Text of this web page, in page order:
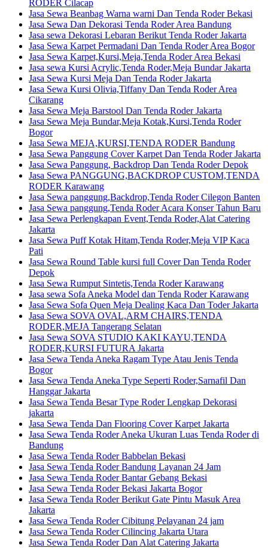
RODER Cilacap
Jasa Sewa Beanbag Warna warni Dan Tenda Roder Bekasi
Jasa Sewa Dan Dekorasi Tenda Roder Area Bandung
Jasa sewa Dekorasi Lebaran Berikut Tenda Roder Jakarta
Jasa Sewa Karpet Permadani Dan Tenda Roder Area Bogor
Jasa Sewa Karpet,Kursi,Meja,Tenda Roder Area Bekasi
Jasa sewa Kursi Acrylic,Tenda Roder,Meja Bundar Jakarta
Jasa Sewa Kursi Meja Dan Tenda Roder Jakarta
Jasa Sewa Kursi Olivia,Tiffany Dan Tenda Roder Area
Cikarang
Jasa Sewa Meja Barstool Dan Tenda Roder Jakarta
Jasa Sewa Meja Bundar,Meja Kotak,Kursi,Tenda Roder
Bogor
Jasa Sewa MEJA,KURSI,TENDA RODER Bandung
Jasa Sewa Panggung Cover Karpet Dan Tenda Roder Jakarta
Jasa Sewa Panggung, Backdrop Dan Tenda Roder Depok
Jasa Sewa PANGGUNG,BACKDROP CUSTOM,TENDA
RODER Karawang
Jasa Sewa panggung,Backdrop,Tenda Roder Cilegon Banten
Jasa Sewa panggung,Tenda Roder Acara Konser Tahun Baru
Jasa Sewa Perlengkapan Event,Tenda Roder,Alat Catering
Jakarta
Jasa Sewa Puff Kotak Hitam,Tenda Roder,Meja VIP Kaca
Pati
Jasa Sewa Round Table kursi full Cover Dan Tenda Roder
Depok
Jasa Sewa Rumput Sintetis,Tenda Roder Karawang
Jasa sewa Sofa Aneka Model dan Tenda Roder Karawang
Jasa Sewa Sofa Quen Meja Dealing Kaca Dan Toder Jakarta
Jasa Sewa SOVA OVAL,ARM CHAIRS,TENDA
RODER,MEJA Tangerang Selatan
Jasa Sewa SOVA STUDIO KAKI KAYU,TENDA
RODER,KURSI FUTURA Jakarta
Jasa Sewa Tenda Aneka Ragam Type Atau Jenis Tenda
Bogor
Jasa Sewa Tenda Aneka Type Seperti Roder,Sarnafil Dan
Hanggar Jakarta
Jasa Sewa Tenda Besar Type Roder Lengkap Dekorasi
jakarta
Jasa Sewa Tenda Dan Flooring Cover Karpet Jakarta
Jasa Sewa Tenda Roder Aneka Ukuran Luas Tenda Roder di
Bandung
Jasa Sewa Tenda Roder Babbelan Bekasi
Jasa Sewa Tenda Roder Bandung Layanan 24 Jam
Jasa Sewa Tenda Roder Bantar Gebang Bekasi
Jasa Sewa Tenda Roder Bekasi Jakarta Bogor
Jasa Sewa Tenda Roder Berikut Gate Pintu Masuk Area
Jakarta
Jasa Sewa Tenda Roder Cibitung Pelayanan 24 jam
Jasa Sewa Tenda Roder Cilincing Jakarta Utara
Jasa Sewa Tenda Roder Dan Alat Catering Jakarta